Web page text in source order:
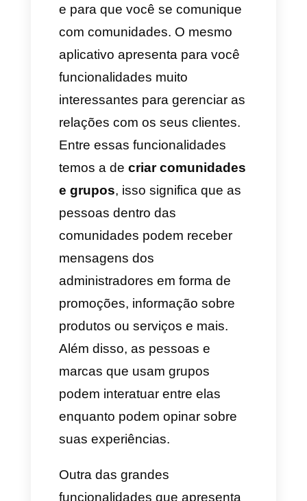
desenvolver estratégias que
possam se conectar com suas
plataformas favoritas sem a
necessidade de sair ou deixar
de utilizar o Telegram.
Por tudo isso, achamos
indispensável criar uma
atualizada em 2023 sobre o
Telegram e como fazer
marketing nesta plataforma
Entendendo como funciona o
marketing no Telegram
Telegramé uma grande
plataforma para fazer marketing
com comunidades. O mesmo